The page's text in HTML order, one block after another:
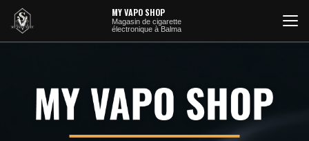
contenu
principal
MY VAPO SHOP
Magasin de cigarette
électronique à Balma